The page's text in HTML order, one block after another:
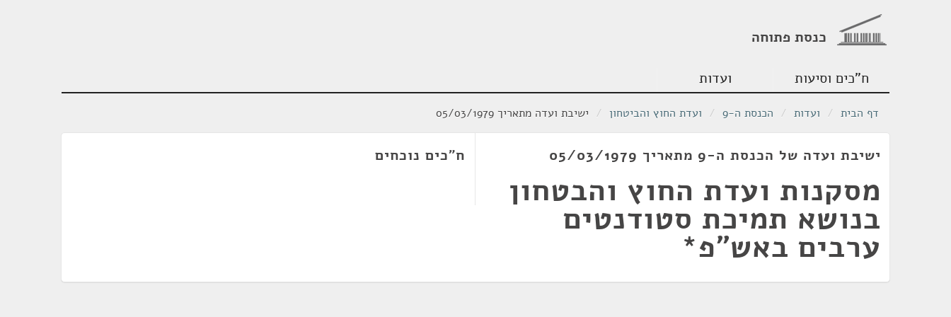
כנסת פתוחה
ח"כים וסיעות ועדות
דף הבית / ועדות / הכנסת ה-9 / ועדת החוץ והביטחון / ישיבת ועדה מתאריך 05/03/1979
ישיבת ועדה של הכנסת ה-9 מתאריך 05/03/1979
מסקנות ועדת החוץ והבטחון
בנושא תמיכת סטודנטים
ערבים באש"פ*
ח"כים נוכחים